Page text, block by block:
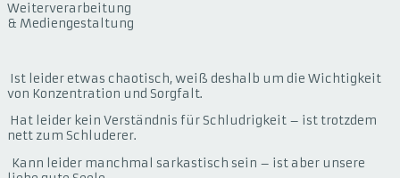
Weiterverarbeitung
& Mediengestaltung
Ist leider etwas chaotisch, weiß deshalb um die Wichtigkeit
von Konzentration und Sorgfalt.
Hat leider kein Verständnis für Schludrigkeit – ist trotzdem
nett zum Schluderer.
Kann leider manchmal sarkastisch sein – ist aber unsere